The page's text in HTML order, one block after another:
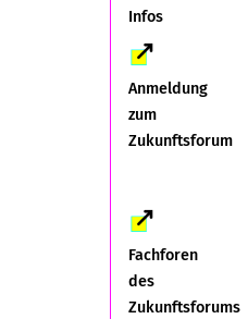
23. Januar 2025 -
findet im City
wird zusätzlich über
Livestream übertragen.
vor Ort ist ab
Infos
Anmeldung
zum
Zukunftsforum
Fachforen
des
Zukunftsforums